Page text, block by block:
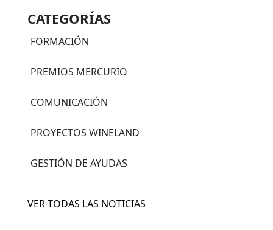
CATEGORÍAS
FORMACIÓN
PREMIOS MERCURIO
COMUNICACIÓN
PROYECTOS WINELAND
GESTIÓN DE AYUDAS
VER TODAS LAS NOTICIAS